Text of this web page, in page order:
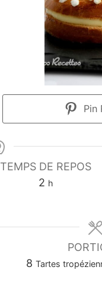
Pin
TEMPS DE REPOS
2heures
h
8 Tartes